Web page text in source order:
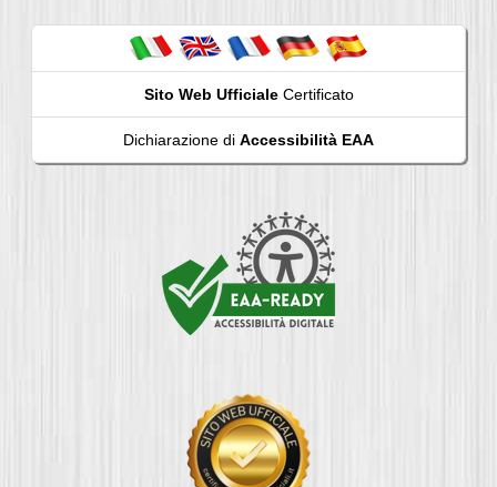
Sito Web UfficialeCertificato
Dichiarazione di Accessibilità EAA